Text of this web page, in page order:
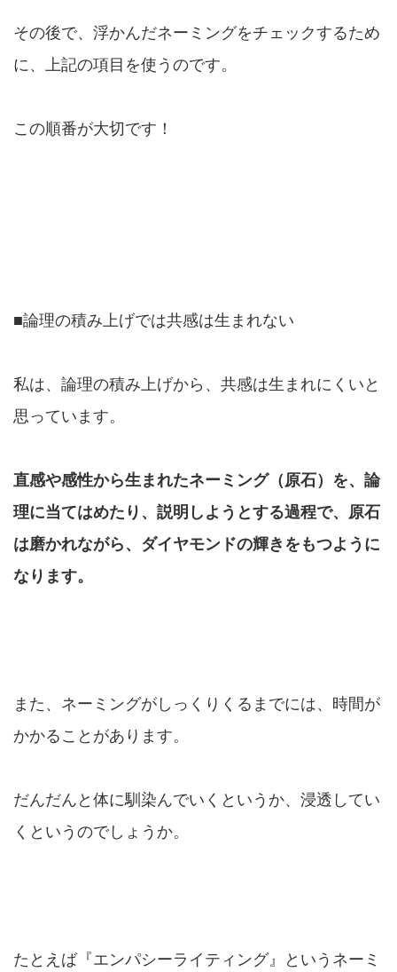
その後で、浮かんだネーミングをチェックするため
に、上記の項目を使うのです。
この順番が大切です！
■論理の積み上げでは共感は生まれない
私は、論理の積み上げから、共感は生まれにくいと
思っています。
直感や感性から生まれたネーミング（原石）を、論
理に当てはめたり、説明しようとする過程で、原石
は磨かれながら、ダイヤモンドの輝きをもつように
なります。
また、ネーミングがしっくりくるまでには、時間が
かかることがあります。
だんだんと体に馴染んでいくというか、浸透してい
くというのでしょうか。
たとえば『エンパシーライティング』というネーミ